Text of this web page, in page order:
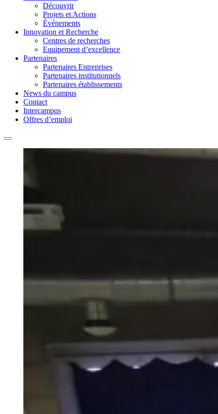
Découvrir
Projets et Actions
Événements
Innovation et Recherche
Centres de recherches
Equipement d’excellence
Partenaires
Partenaires Entreprises
Partenaires institutionnels
Partenaires établissements
News du campus
Contact
Intercampus
Offres d’emploi